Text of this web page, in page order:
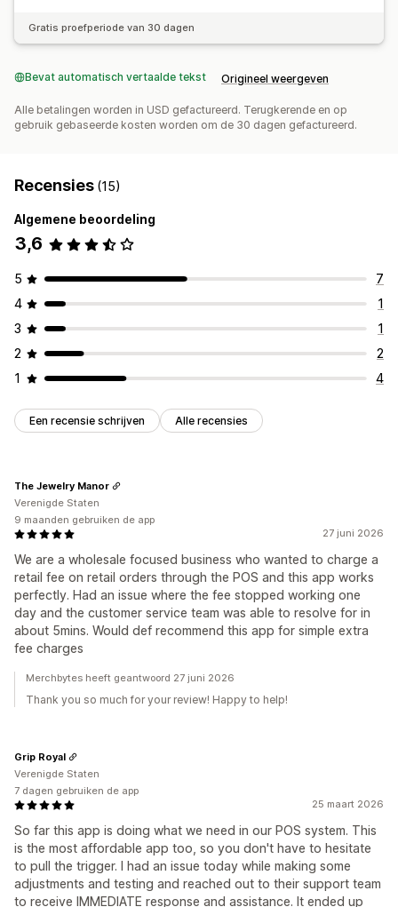
Gratis proefperiode van 30 dagen
Bevat automatisch vertaalde tekst Origineel weergeven
Alle betalingen worden in USD gefactureerd. Terugkerende en op
gebruik gebaseerde kosten worden om de 30 dagen gefactureerd.
Recensies (15)
Algemene beoordeling
3,6
5
7
4
1
3
1
2
2
1
4
Een recensie schrijven Alle recensies
27 juni 2026
We are a wholesale focused business who wanted to charge a
retail fee on retail orders through the POS and this app works
perfectly. Had an issue where the fee stopped working one
day and the customer service team was able to resolve for in
about 5mins. Would def recommend this app for simple extra
fee charges
The Jewelry Manor
Verenigde Staten
9 maanden gebruiken de app
Merchbytes heeft geantwoord 27 juni 2026
Thank you so much for your review! Happy to help!
25 maart 2026
So far this app is doing what we need in our POS system. This
is the most affordable app too, so you don't have to hesitate
to pull the trigger. I had an issue today while making some
adjustments and testing and reached out to their support team
to receive IMMEDIATE response and assistance. It ended up
Grip Royal
Verenigde Staten
7 dagen gebruiken de app